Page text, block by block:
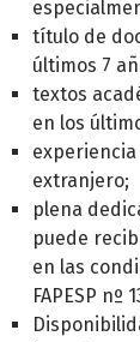
título de
últimos 7
textos
en los
extranjero;
plena
puede
en las
FAPESP nº